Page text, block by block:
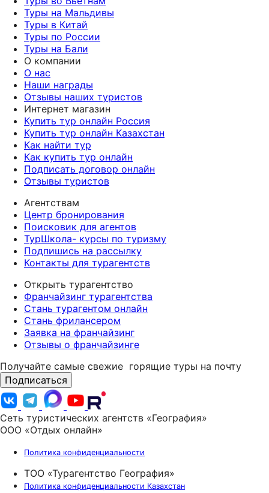
Туры на Мальдивы
Туры в Китай
Туры по России
Туры на Бали
О компании
О нас
Наши награды
Отзывы наших туристов
Интернет магазин
Купить тур онлайн Россия
Купить тур онлайн Казахстан
Как найти тур
Как купить тур онлайн
Подписать договор онлайн
Отзывы туристов
Агентствам
Центр бронирования
Поисковик для агентов
ТурШкола- курсы по туризму
Подпишись на рассылку
Контакты для турагентств
Открыть турагентство
Франчайзинг турагентства
Стань турагентом онлайн
Стань фрилансером
Заявка на франчайзинг
Отзывы о франчайзинге
Получайте самые свежие горящие туры на почту
Подписаться
Сеть туристических агентств «География»
ООО «Отдых онлайн»
Политика конфиденциальности
ТОО «Турагентство География»
Политика конфиденциальности Казахстан